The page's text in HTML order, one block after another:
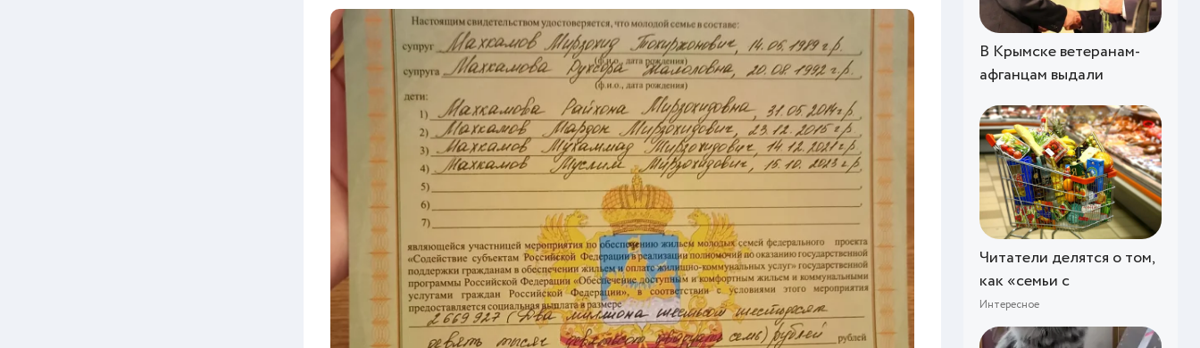
В Крымске ветеранам-
афганцам выдали
Читатели делятся о том,
как «семьи с
Интересное